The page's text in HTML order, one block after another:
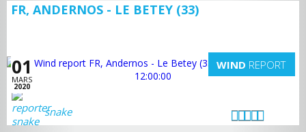
FR, ANDERNOS - LE BETEY (33)
01
MARS
2020
WIND REPORT
snake